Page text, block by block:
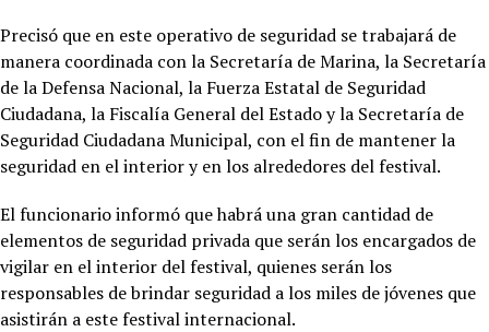
Precisó que en este operativo de seguridad se trabajará de
manera coordinada con la Secretaría de Marina, la Secretaría
de la Defensa Nacional, la Fuerza Estatal de Seguridad
Ciudadana, la Fiscalía General del Estado y la Secretaría de
Seguridad Ciudadana Municipal, con el fin de mantener la
seguridad en el interior y en los alrededores del festival.
El funcionario informó que habrá una gran cantidad de
elementos de seguridad privada que serán los encargados de
vigilar en el interior del festival, quienes serán los
responsables de brindar seguridad a los miles de jóvenes que
asistirán a este festival internacional.